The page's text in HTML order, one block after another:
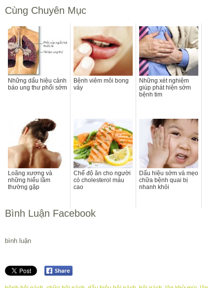
Cùng Chuyên Mục
Những dấu hiệu cảnh
báo ung thư phổi sớm
Bệnh viêm môi bong
vảy
Những xét nghiệm
giúp phát hiện sớm
bệnh tim
Loãng xương và
những hiểu lầm
thường gặp
Chế độ ăn cho người
có cholesterol máu
cao
Dấu hiệu sớm và mẹo
chữa bệnh quai bị
nhanh khỏi
Bình Luận Facebook
bình luận